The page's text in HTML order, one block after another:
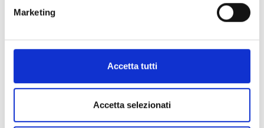
Marketing
Accetta tutti
Accetta selezionati